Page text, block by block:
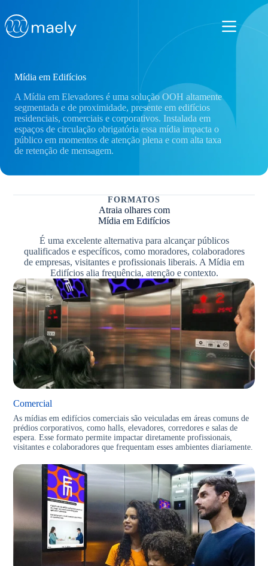
para
conteúdo
Mídia em Edifícios
A Mídia em Elevadores é uma solução OOH altamente
segmentada e de proximidade, presente em edifícios
residenciais, comerciais e corporativos. Instalada em
espaços de circulação obrigatória essa mídia impacta o
público em momentos de atenção plena e com alta taxa
de retenção de mensagem.
FORMATOS
Atraia olhares com
Mídia em Edifícios
É uma excelente alternativa para alcançar públicos
qualificados e específicos, como moradores, colaboradores
de empresas, visitantes e profissionais liberais. A Mídia em
Edifícios alia frequência, atenção e contexto.
Comercial
As mídias em edifícios comerciais são veiculadas em áreas comuns de
prédios corporativos, como halls, elevadores, corredores e salas de
espera. Esse formato permite impactar diretamente profissionais,
visitantes e colaboradores que frequentam esses ambientes diariamente.